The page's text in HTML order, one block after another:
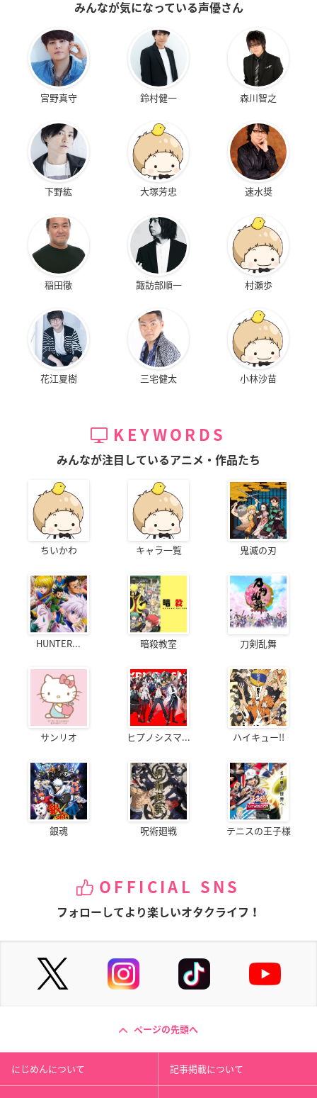
みんなが気になっている声優さん
宮野真守 鈴村健一 森川智之
下野紘 大塚芳忠 速水奨
稲田徹 諏訪部順一 村瀬歩
花江夏樹 三宅健太 小林沙苗
KEYWORDS
みんなが注目しているアニメ・作品たち
ちいかわ キャラ一覧 鬼滅の刃
HUNTER... 暗殺教室 刀剣乱舞
サンリオ ヒプノシスマ... ハイキュー!!
銀魂 呪術廻戦 テニスの王子様
OFFICIAL SNS
フォローしてより楽しいオタクライフ！
ページの先頭へ
にじめんについて 記事掲載について